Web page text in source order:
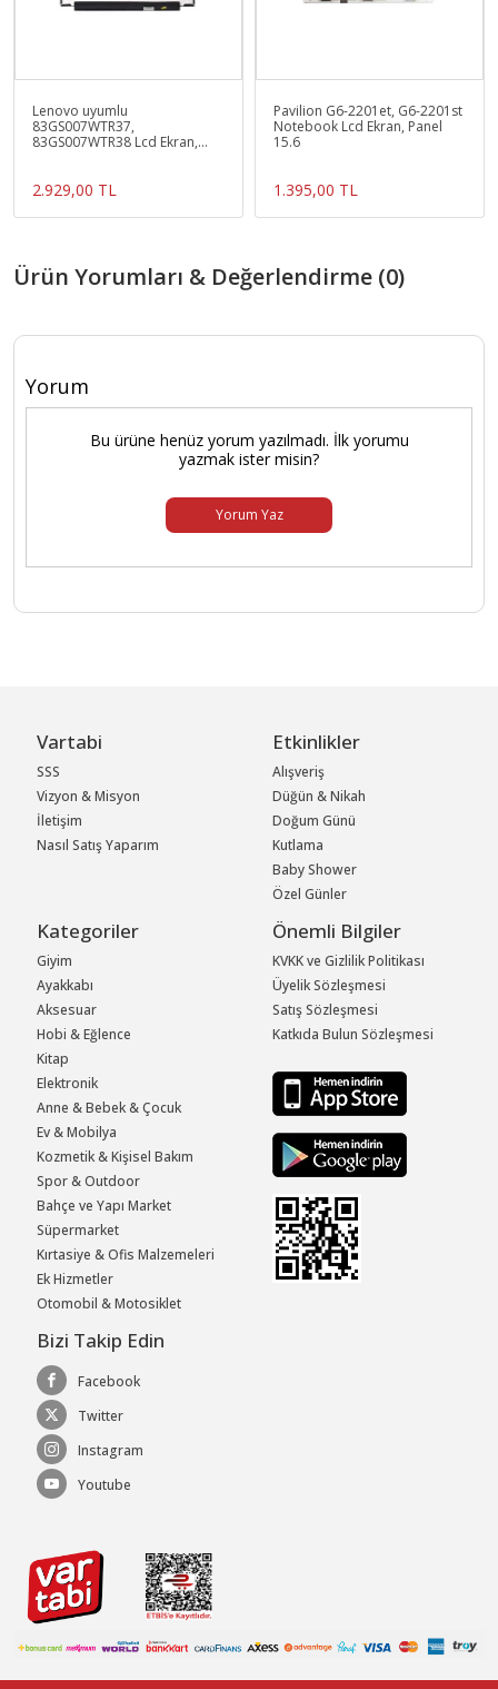
Lenovo uyumlu
83GS007WTR37,
83GS007WTR38 Lcd Ekran,
2.929,00 TL
Pavilion G6-2201et, G6-2201st
Notebook Lcd Ekran, Panel
15.6
1.395,00 TL
Ürün Yorumları & Değerlendirme (0)
Yorum
Bu ürüne henüz yorum yazılmadı. İlk yorumu
yazmak ister misin?
Yorum Yaz
Vartabi
SSS
Vizyon & Misyon
İletişim
Nasıl Satış Yaparım
Etkinlikler
Alışveriş
Düğün & Nikah
Doğum Günü
Kutlama
Baby Shower
Özel Günler
Kategoriler
Giyim
Ayakkabı
Aksesuar
Hobi & Eğlence
Kitap
Elektronik
Anne & Bebek & Çocuk
Ev & Mobilya
Kozmetik & Kişisel Bakım
Spor & Outdoor
Bahçe ve Yapı Market
Süpermarket
Kırtasiye & Ofis Malzemeleri
Ek Hizmetler
Otomobil & Motosiklet
Önemli Bilgiler
KVKK ve Gizlilik Politikası
Üyelik Sözleşmesi
Satış Sözleşmesi
Katkıda Bulun Sözleşmesi
Bizi Takip Edin
Facebook
Twitter
Instagram
Youtube